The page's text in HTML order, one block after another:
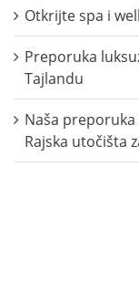
Otkrijte spa i
Preporuka
Tajlandu
Naša
Rajska utočišta